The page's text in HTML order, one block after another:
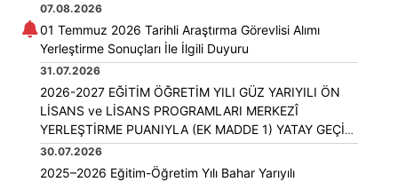
07.08.2026
01 Temmuz 2026 Tarihli Araştırma Görevlisi Alımı
Yerleştirme Sonuçları İle İlgili Duyuru
31.07.2026
2026-2027 EĞİTİM ÖĞRETİM YILI GÜZ YARIYILI ÖN
LİSANS ve LİSANS PROGRAMLARI MERKEZÎ
YERLEŞTİRME PUANIYLA (EK MADDE 1) YATAY GEÇİŞ
KILAVUZU
30.07.2026
2025–2026 Eğitim-Öğretim Yılı Bahar Yarıyılı